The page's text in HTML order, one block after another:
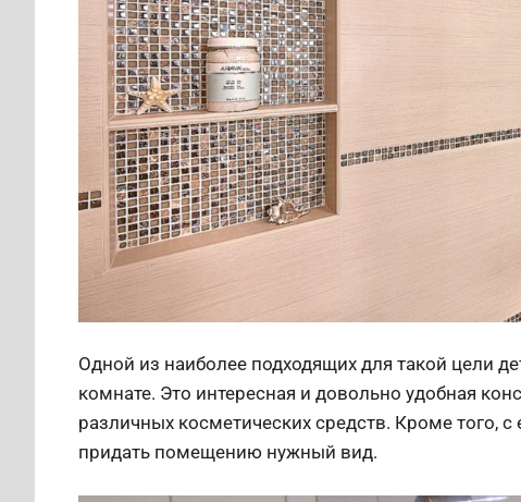
Одной из наиболее подходящих для такой цели
комнате. Это интересная и довольно удобная
различных косметических средств. Кроме
придать помещению нужный вид.